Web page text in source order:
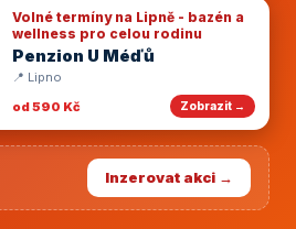
Volné termíny na Lipně - bazén a
wellness pro celou rodinu
Penzion U Méďů
📍 Lipno
od 590 Kč
Zobrazit →
Inzerovat akci →